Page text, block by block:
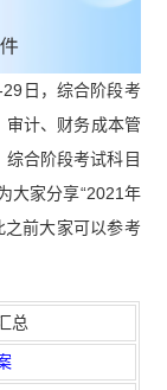
日，综合阶段考
审计、财务成本管
合阶段考试科目
大家分享“2021年
之前大家可以参考
总